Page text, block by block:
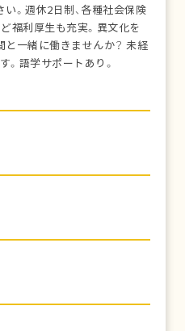
。週休2日制、各種社会保険
福利厚生も充実。異文化を
と一緒に働きませんか？ 未経
。語学サポートあり。